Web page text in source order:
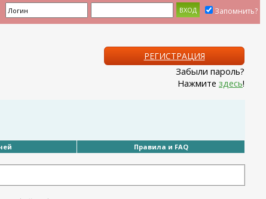
Запомнить?
РЕГИСТРАЦИЯ
Забыли пароль?
Нажмите здесь!
Правила и FAQ